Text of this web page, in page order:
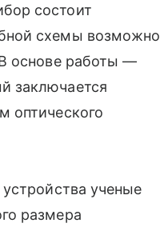
состоит
схемы возможно
основе работы —
заключается
оптического
ученые
размера